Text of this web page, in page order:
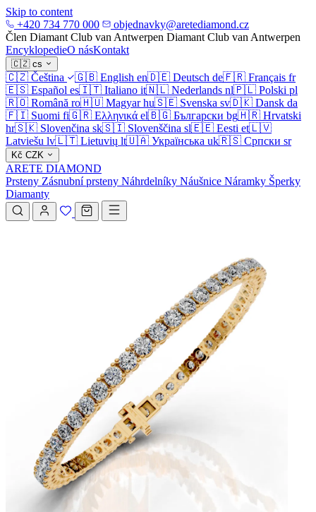
Skip to content
+420 734 770 000
objednavky@aretediamond.cz
Člen Diamant Club van Antwerpen Diamant Club van Antwerpen
EncyklopedieO násKontakt
🇨🇿 cs
🇨🇿 Čeština 🇬🇧 English en🇩🇪 Deutsch de🇫🇷 Français fr
🇪🇸 Español es🇮🇹 Italiano it🇳🇱 Nederlands nl🇵🇱 Polski pl
🇷🇴 Română ro🇭🇺 Magyar hu🇸🇪 Svenska sv🇩🇰 Dansk da
🇫🇮 Suomi fi🇬🇷 Ελληνικά el🇧🇬 Български bg🇭🇷 Hrvatski
hr🇸🇰 Slovenčina sk🇸🇮 Slovenščina sl🇪🇪 Eesti et🇱🇻
Latviešu lv🇱🇹 Lietuvių lt🇺🇦 Українська uk🇷🇸 Српски sr
Kč CZK
ARETE DIAMOND
Prsteny Zásnubní prsteny Náhrdelníky Náušnice Náramky Šperky
Diamanty